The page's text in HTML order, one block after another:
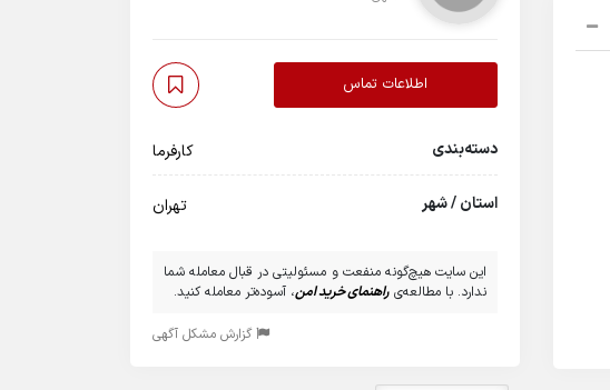
اطلاعات تماس
دسته‌بندی کارفرما
استان / شهر تهران
این سایت هیچ‌گونه منفعت و مسئولیتی در قبال معامله شما
ندارد. با مطالعه‌ی راهنمای خرید امن، آسوده‌تر معامله کنید.
گزارش مشکل آگهی